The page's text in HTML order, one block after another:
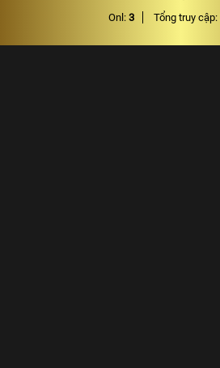
Onl: 3 Tổng truy cập: